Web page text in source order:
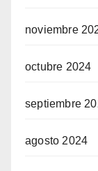
noviembre
octubre 2024
septiembre
agosto 2024